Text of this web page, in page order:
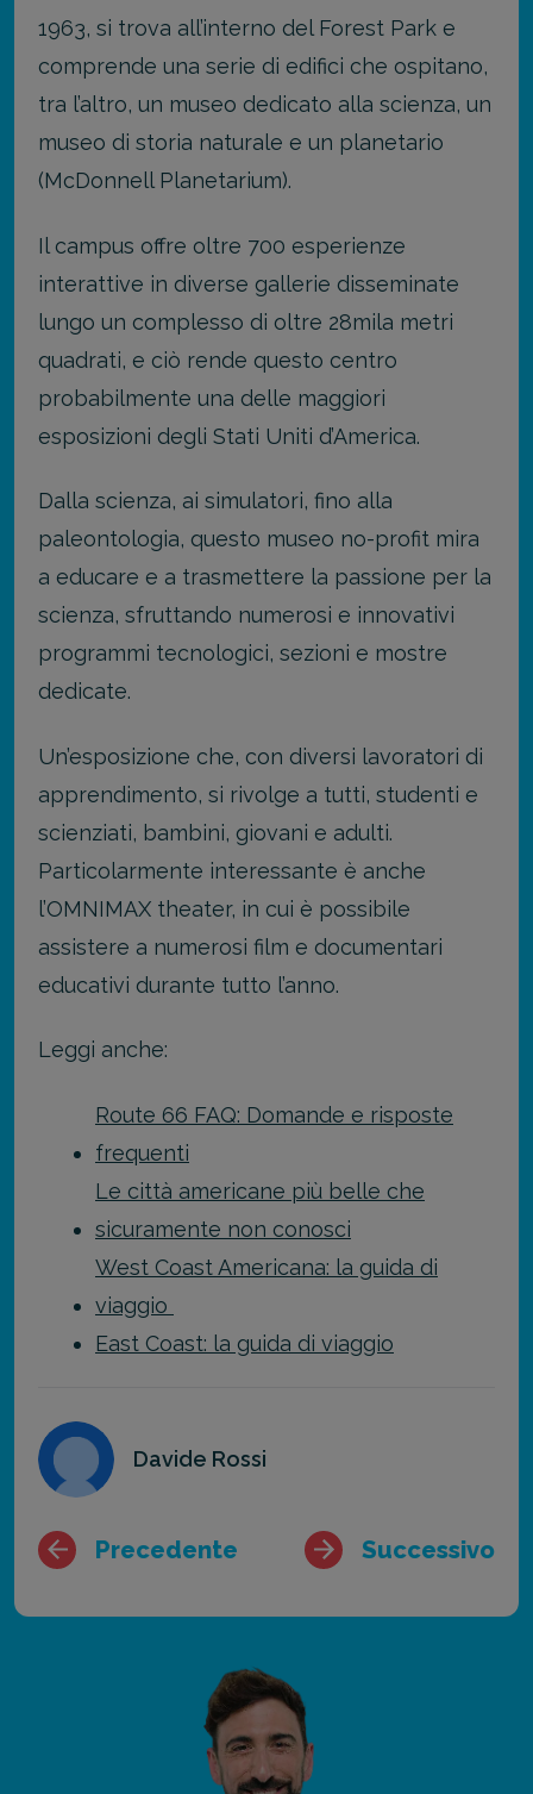
1963, si trova all’interno del Forest Park e
comprende una serie di edifici che ospitano,
tra l’altro, un museo dedicato alla scienza, un
museo di storia naturale e un planetario
(McDonnell Planetarium).
Il campus offre oltre 700 esperienze
interattive in diverse gallerie disseminate
lungo un complesso di oltre 28mila metri
quadrati, e ciò rende questo centro
probabilmente una delle maggiori
esposizioni degli Stati Uniti d’America.
Dalla scienza, ai simulatori, fino alla
paleontologia, questo museo no-profit mira
a educare e a trasmettere la passione per la
scienza, sfruttando numerosi e innovativi
programmi tecnologici, sezioni e mostre
dedicate.
Un’esposizione che, con diversi lavoratori di
apprendimento, si rivolge a tutti, studenti e
scienziati, bambini, giovani e adulti.
Particolarmente interessante è anche
l’OMNIMAX theater, in cui è possibile
assistere a numerosi film e documentari
educativi durante tutto l’anno.
Leggi anche:
Route 66 FAQ: Domande e risposte
frequenti
Le città americane più belle che
sicuramente non conosci
West Coast Americana: la guida di
viaggio
East Coast: la guida di viaggio
Davide Rossi
Precedente Successivo